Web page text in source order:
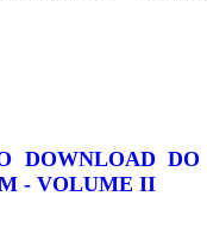
DOWNLOAD
- VOLUME II